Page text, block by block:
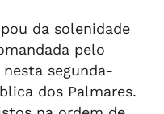
da solenidade
pelo
segunda-
dos Palmares.